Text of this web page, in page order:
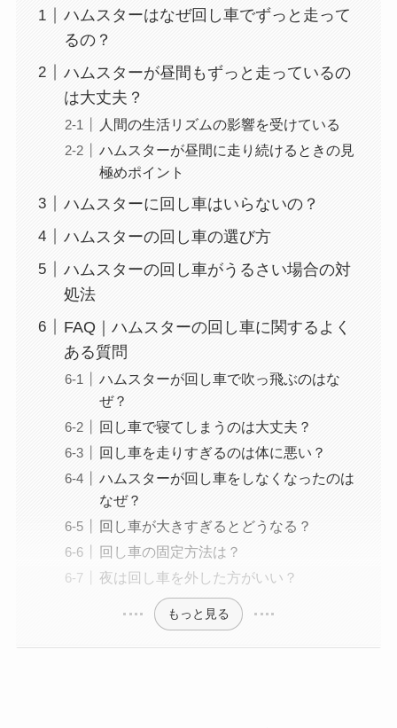
ハムスターはなぜ回し車でずっと走って
るの？
ハムスターが昼間もずっと走っているの
は大丈夫？
人間の生活リズムの影響を受けている
ハムスターが昼間に走り続けるときの見
極めポイント
ハムスターに回し車はいらないの？
ハムスターの回し車の選び方
ハムスターの回し車がうるさい場合の対
処法
FAQ｜ハムスターの回し車に関するよく
ある質問
ハムスターが回し車で吹っ飛ぶのはな
ぜ？
回し車で寝てしまうのは大丈夫？
回し車を走りすぎるのは体に悪い？
ハムスターが回し車をしなくなったのは
なぜ？
回し車が大きすぎるとどうなる？
回し車の固定方法は？
夜は回し車を外した方がいい？
もっと見る